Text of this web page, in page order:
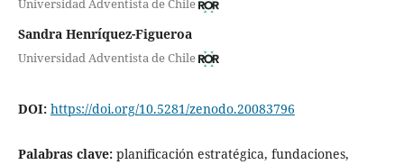
Universidad Adventista de Chile
Sandra Henríquez-Figueroa
Universidad Adventista de Chile
DOI: https://doi.org/10.5281/zenodo.20083796
Palabras clave: planificación estratégica, fundaciones,